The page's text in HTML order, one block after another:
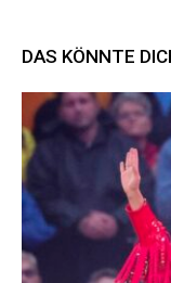
DAS KÖNNTE